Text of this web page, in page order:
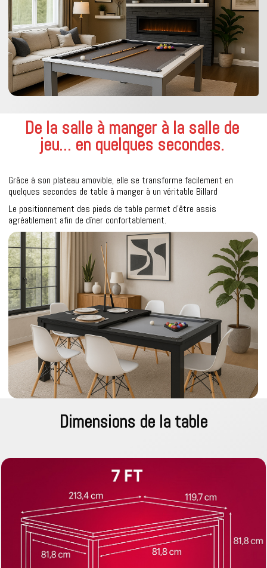
De la salle à manger à la salle de
jeu… en quelques secondes.
Grâce à son plateau amovible, elle se transforme facilement en
quelques secondes de table à manger à un véritable Billard
Le positionnement des pieds de table permet d’être assis
agréablement afin de dîner confortablement.
Dimensions de la table